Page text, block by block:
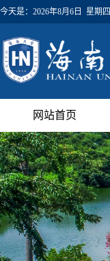
今天是： 2026年8月6日 星期四
网站首页